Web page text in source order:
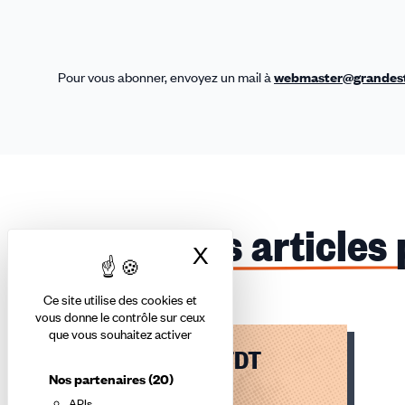
Ce site utilise des cookies et
vous donne le contrôle sur ceux
que vous souhaitez activer
Nos partenaires(20)
X Masquer le
Pour vous abonner, envoyez un mail à
Ces
Le Magazine CFDT
Grand Est